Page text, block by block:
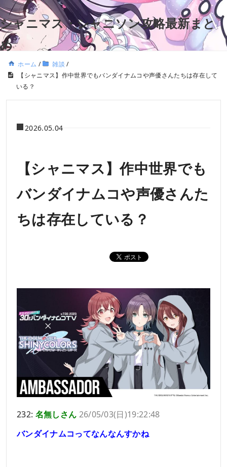
シャニマス・シャニソン攻略最新まと
め
ホーム / 雑談 /
【シャニマス】作中世界でもバンダイナムコや声優さんたちは存在して
いる？
2026.05.04
【シャニマス】作中世界でも
バンダイナムコや声優さんた
ちは存在している？
232: 名無しさん 26/05/03(日)19:22:48
バンダイナムコってなんなんすかね